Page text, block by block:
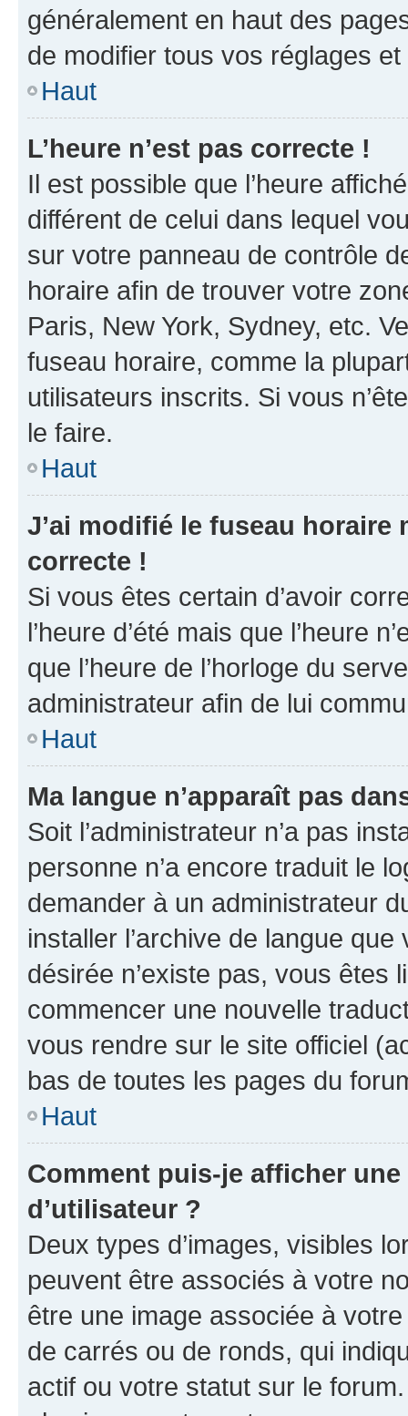
généralement en haut des
de modifier tous vos réglages
Haut
L’heure n’est pas correcte !
Il est possible que l’heure
différent de celui dans lequel
sur votre panneau de contrôle
horaire afin de trouver votre
Paris, New York, Sydney, etc.
fuseau horaire, comme la
utilisateurs inscrits. Si vous
le faire.
Haut
J’ai modifié le fuseau horaire
correcte !
Si vous êtes certain d’avoir
l’heure d’été mais que l’heure
que l’heure de l’horloge du
administrateur afin de lui
Haut
Ma langue n’apparaît pas
Soit l’administrateur n’a pas
personne n’a encore traduit le
demander à un administrateur
installer l’archive de langue
désirée n’existe pas, vous êtes
commencer une nouvelle
vous rendre sur le site officiel
bas de toutes les pages du
Haut
Comment puis-je afficher
d’utilisateur ?
Deux types d’images, visibles
peuvent être associés à votre
être une image associée à
de carrés ou de ronds, qui
actif ou votre statut sur le